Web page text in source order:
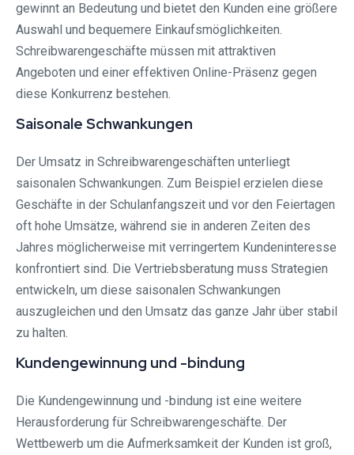
gewinnt an Bedeutung und bietet den Kunden eine größere
Auswahl und bequemere Einkaufsmöglichkeiten.
Schreibwarengeschäfte müssen mit attraktiven
Angeboten und einer effektiven Online-Präsenz gegen
diese Konkurrenz bestehen.
Saisonale Schwankungen
Der Umsatz in Schreibwarengeschäften unterliegt
saisonalen Schwankungen. Zum Beispiel erzielen diese
Geschäfte in der Schulanfangszeit und vor den Feiertagen
oft hohe Umsätze, während sie in anderen Zeiten des
Jahres möglicherweise mit verringertem Kundeninteresse
konfrontiert sind. Die Vertriebsberatung muss Strategien
entwickeln, um diese saisonalen Schwankungen
auszugleichen und den Umsatz das ganze Jahr über stabil
zu halten.
Kundengewinnung und -bindung
Die Kundengewinnung und -bindung ist eine weitere
Herausforderung für Schreibwarengeschäfte. Der
Wettbewerb um die Aufmerksamkeit der Kunden ist groß,